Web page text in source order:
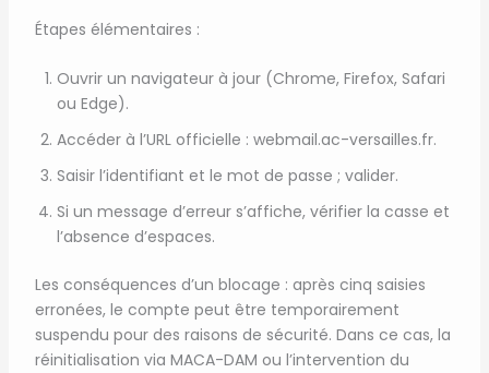
Étapes élémentaires :
Ouvrir un navigateur à jour (Chrome, Firefox, Safari
ou Edge).
Accéder à l’URL officielle : webmail.ac-versailles.fr.
Saisir l’identifiant et le mot de passe ; valider.
Si un message d’erreur s’affiche, vérifier la casse et
l’absence d’espaces.
Les conséquences d’un blocage : après cinq saisies
erronées, le compte peut être temporairement
suspendu pour des raisons de sécurité. Dans ce cas, la
réinitialisation via MACA-DAM ou l’intervention du